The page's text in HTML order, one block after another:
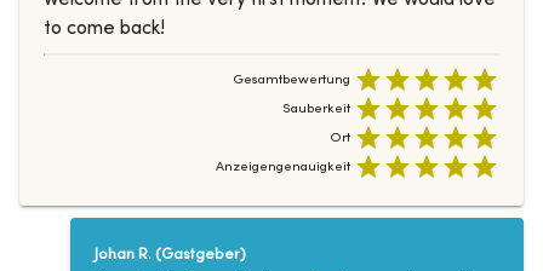
to come back!
Gesamtbewertung
Sauberkeit
Ort
Anzeigengenauigkeit
Johan R.(Gastgeber)